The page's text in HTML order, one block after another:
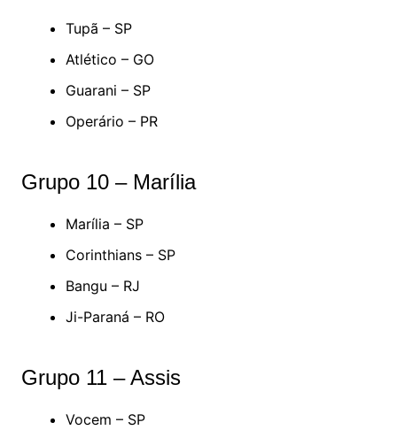
Tupã – SP
Atlético – GO
Guarani – SP
Operário – PR
Grupo 10 – Marília
Marília – SP
Corinthians – SP
Bangu – RJ
Ji-Paraná – RO
Grupo 11 – Assis
Vocem – SP